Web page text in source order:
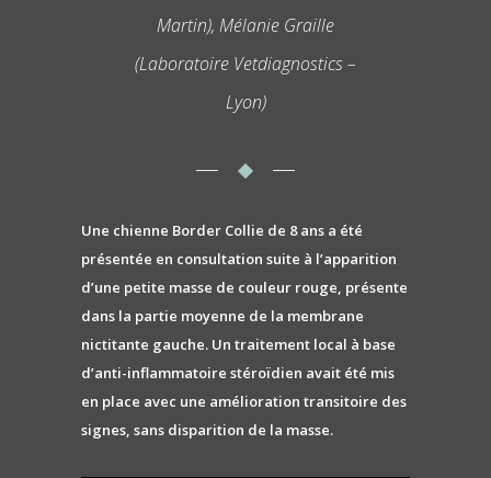
Martin), Mélanie Graille
(Laboratoire Vetdiagnostics –
Lyon)
Une chienne Border Collie de 8 ans a été
présentée en consultation suite à l’apparition
d’une petite masse de couleur rouge, présente
dans la partie moyenne de la membrane
nictitante gauche. Un traitement local à base
d’anti-inflammatoire stéroïdien avait été mis
en place avec une amélioration transitoire des
signes, sans disparition de la masse.